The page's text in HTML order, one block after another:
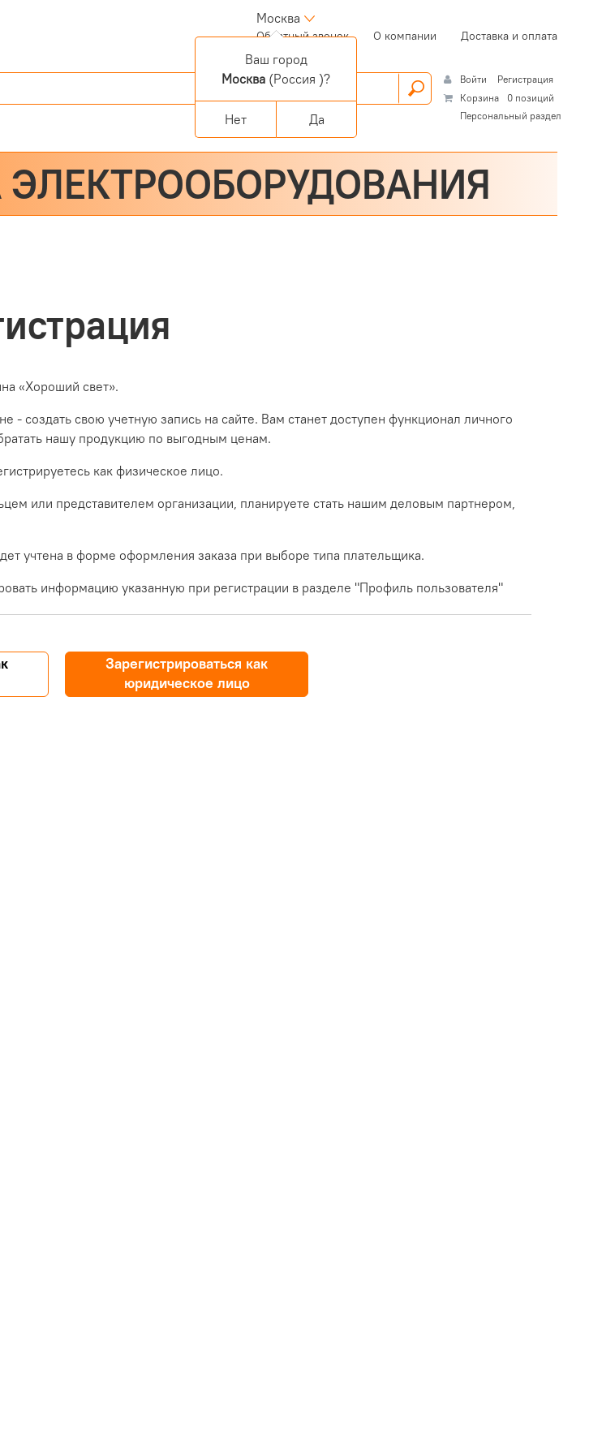
Москва
Обратный звонок(current)О компании Доставка и оплата
Войти
Регистрация
Корзина
0 позиций
Персональный раздел
«Хороший свет».
создать свою учетную запись на сайте. Вам станет доступен функционал личного
нашу продукцию по выгодным ценам.
как физическое лицо.
или представителем организации, планируете стать нашим деловым партнером,
учтена в форме оформления заказа при выборе типа плательщика.
информацию указанную при регистрации в разделе "Профиль пользователя"
Зарегистрироваться как
юридическое лицо
Ваш город
Москва (Россия )?
Нет Да